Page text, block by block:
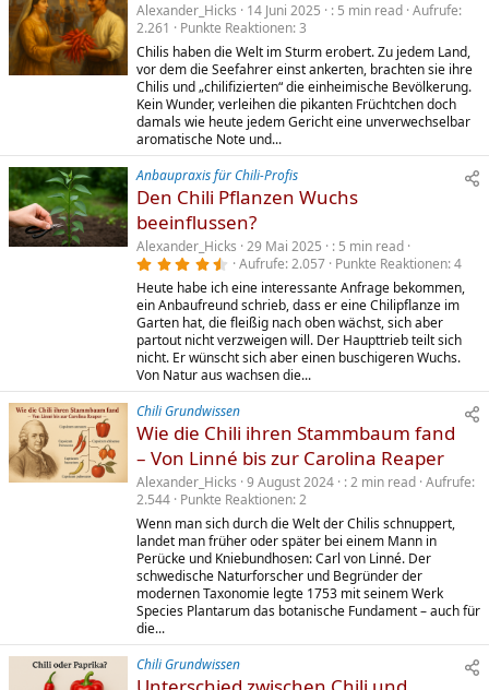
Alexander_Hicks 14 Juni 2025 5 min read Aufrufe
2.261
Punkte Reaktionen 3
Chilis haben die Welt im Sturm erobert. Zu jedem Land,
vor dem die Seefahrer einst ankerten, brachten sie ihre
Chilis und „chilifizierten“ die einheimische Bevölkerung.
Kein Wunder, verleihen die pikanten Früchtchen doch
damals wie heute jedem Gericht eine unverwechselbar
aromatische Note und...
Anbaupraxis für Chili-Profis
Den Chili Pflanzen Wuchs
beeinflussen?
Alexander_Hicks 29 Mai 2025
5 min read
4
5
0
S
t
e
r
n
(
e
)
Aufrufe 2.057 Punkte Reaktionen 4
Heute habe ich eine interessante Anfrage bekommen,
ein Anbaufreund schrieb, dass er eine Chilipflanze im
Garten hat, die fleißig nach oben wächst, sich aber
partout nicht verzweigen will. Der Haupttrieb teilt sich
nicht. Er wünscht sich aber einen buschigeren Wuchs.
Von Natur aus wachsen die...
Chili Grundwissen
Wie die Chili ihren Stammbaum fand
– Von Linné bis zur Carolina Reaper
Alexander_Hicks 9 August 2024 2 min read Aufrufe
2.544 Punkte Reaktionen 2
Wenn man sich durch die Welt der Chilis schnuppert,
landet man früher oder später bei einem Mann in
Perücke und Kniebundhosen: Carl von Linné. Der
schwedische Naturforscher und Begründer der
modernen Taxonomie legte 1753 mit seinem Werk
Species Plantarum das botanische Fundament – auch für
die...
Chili Grundwissen